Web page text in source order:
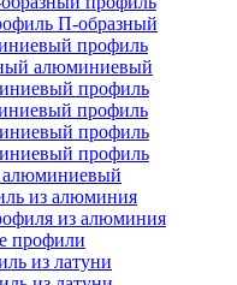
П-образный
профиль
алюминиевый
профиль
профиль
профиль
профиль
алюминиевый
из алюминия
из алюминия
профили
из латуни